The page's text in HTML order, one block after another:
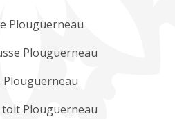
Plouguerneau
Plouguerneau
Plouguerneau
Plouguerneau